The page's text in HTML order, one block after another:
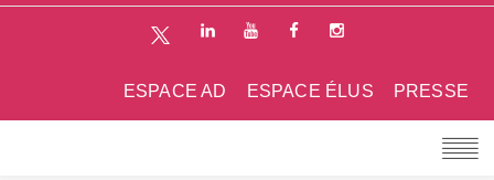
PRESSE
ESPACE ÉLUS
ESPACE AD